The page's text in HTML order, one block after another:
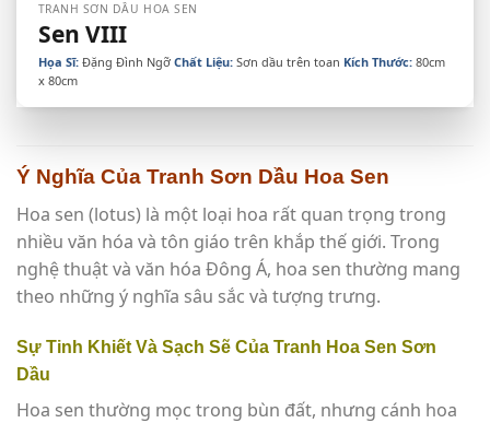
TRANH SƠN DẦU HOA SEN
Sen VIII
Họa Sĩ:Đặng Đình Ngỡ Chất Liệu:Sơn dầu trên toan Kích Thước:80cm
x 80cm
Ý Nghĩa Của Tranh Sơn Dầu Hoa Sen
Hoa sen (lotus) là một loại hoa rất quan trọng trong
nhiều văn hóa và tôn giáo trên khắp thế giới. Trong
nghệ thuật và văn hóa Đông Á, hoa sen thường mang
theo những ý nghĩa sâu sắc và tượng trưng.
Sự Tinh Khiết Và Sạch Sẽ Của Tranh Hoa Sen Sơn
Dầu
Hoa sen thường mọc trong bùn đất, nhưng cánh hoa